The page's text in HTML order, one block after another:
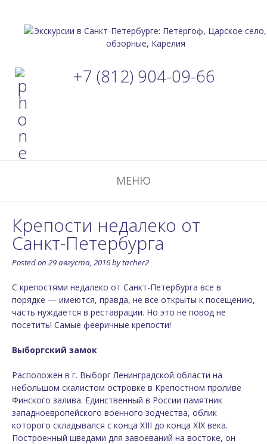
+7 (812) 904-09-66
МЕНЮ
Крепости недалеко от
Санкт-Петербурга
Posted on 29 августа, 2016bytacher2
С крепостями недалеко от Санкт-Петербурга все в
порядке — имеются, правда, не все открыты к посещению,
часть нуждается в реставрации. Но это не повод не
посетить! Самые фееричные крепости!
Выборгский замок
Расположен в г. ВыборгЛенинградской области на
небольшом скалистом островке в Крепостном проливе
Финского залива. Единственный в России памятник
западноевропейского военного зодчества, облик
которого складывался с конца XIII до конца XIX века.
Построенный шведами для завоеваний на востоке, он